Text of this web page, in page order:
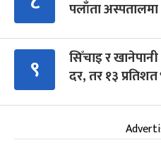
पलाँता
९
सिँचाइ र
दर, तर १३